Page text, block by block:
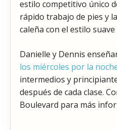
estilo competitivo único
rápido trabajo de pies y
caleña con el estilo
Danielle y Dennis
los miércoles por la
intermedios y
después de cada clase.
Boulevard para más